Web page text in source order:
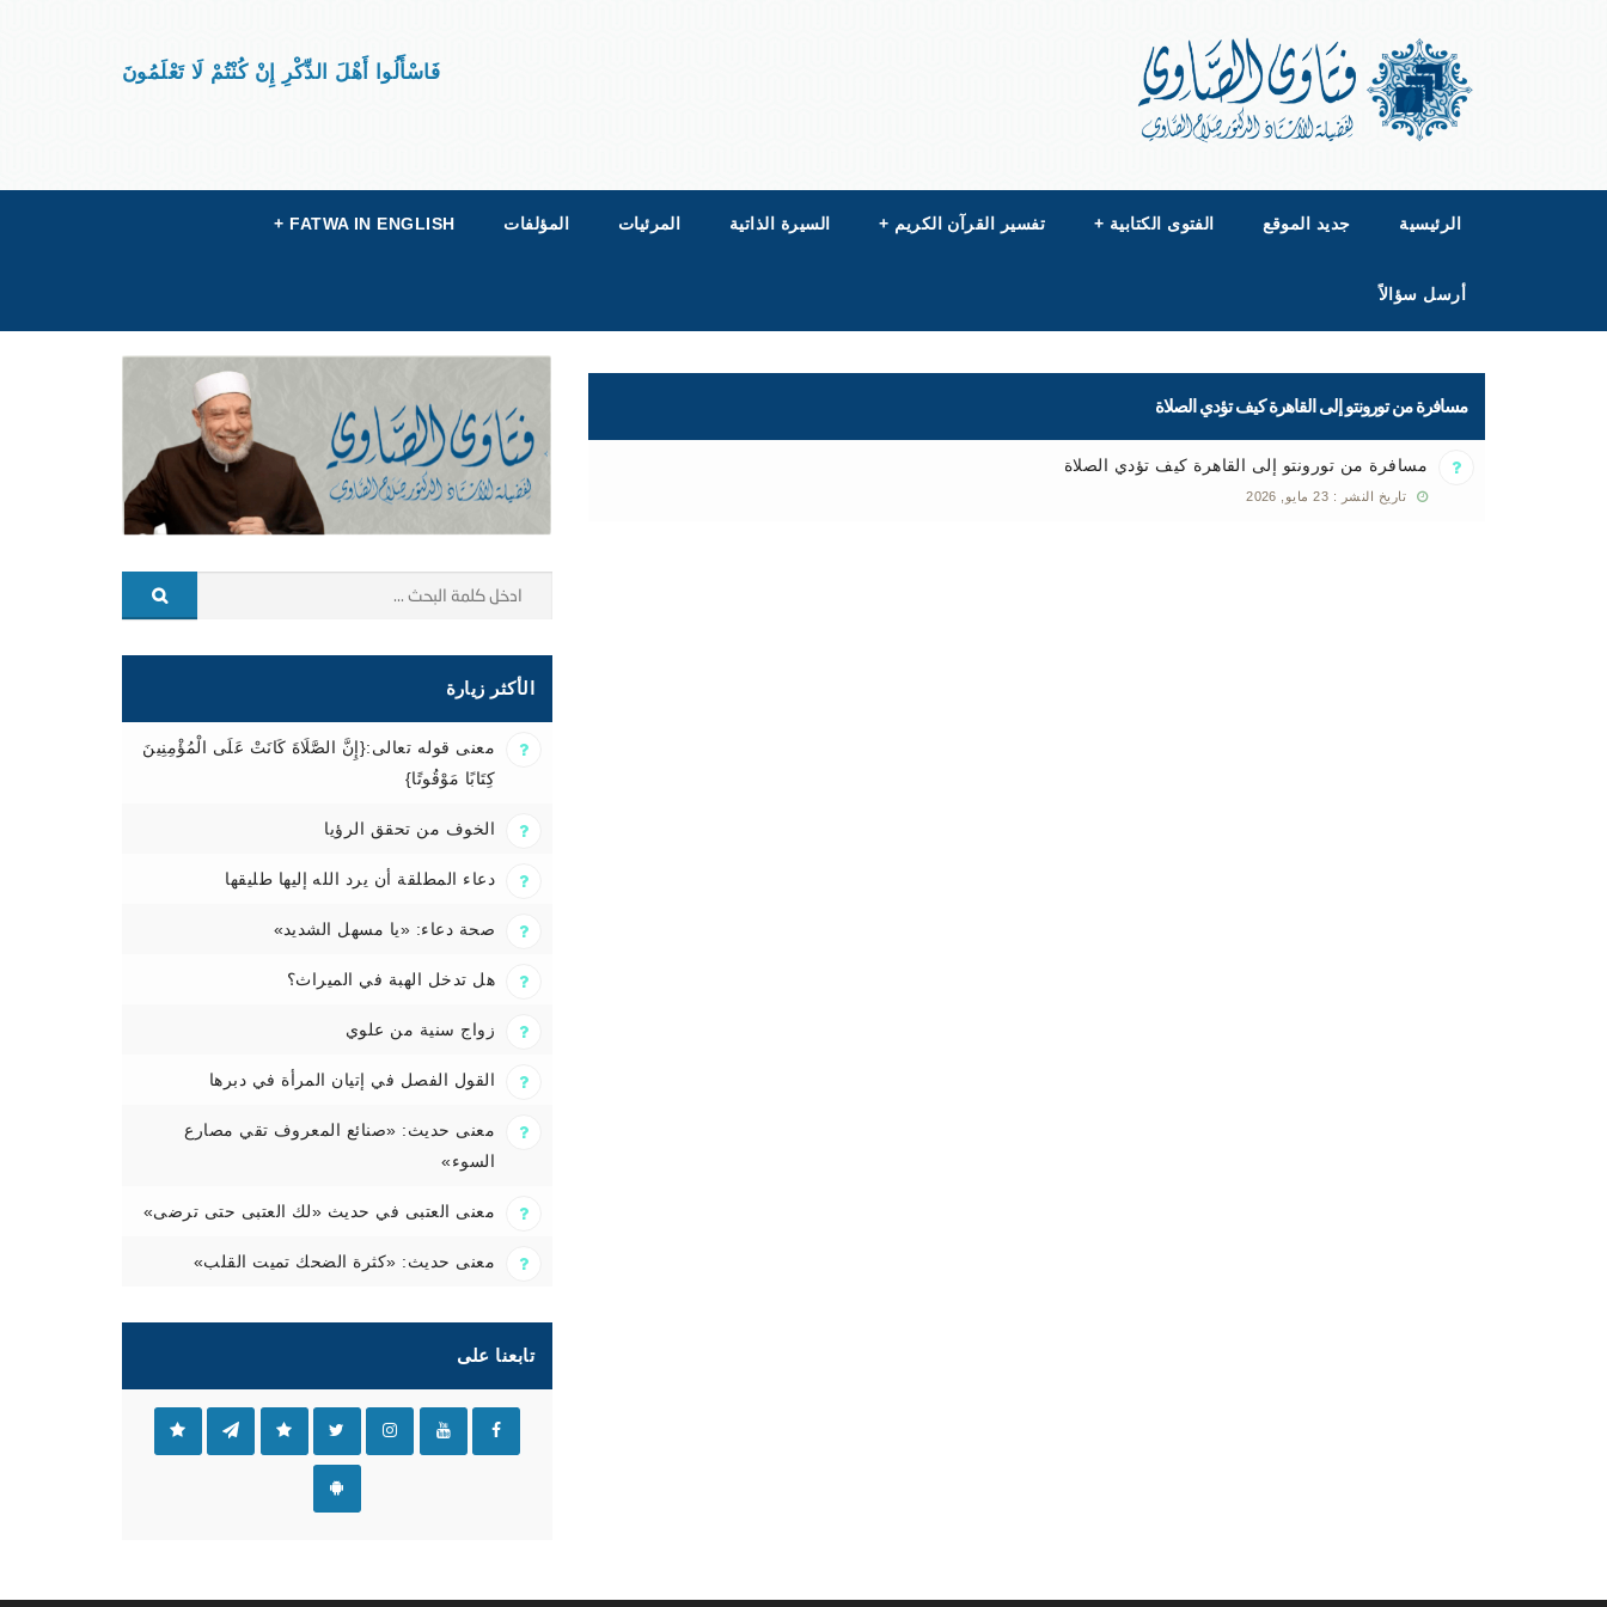
فَاسْأَلُوا أَهْلَ الذِّكْرِ إِنْ كُنْتُمْ لَا تَعْلَمُونَ
الرئيسية جديد الموقع الفتوى الكتابية + تفسير القرآن الكريم + السيرة الذاتية المرئيات المؤلفات FATWA IN ENGLISH
+
أرسل سؤالاً
مسافرة من تورونتو إلى القاهرة كيف تؤدي الصلاة
مسافرة من تورونتو إلى القاهرة كيف تؤدي الصلاة
تاريخ النشر : 23 مايو, 2026
الأكثر زيارة
معنى قوله تعالى:{إِنَّ الصَّلَاةَ كَانَتْ عَلَى الْمُؤْمِنِينَ
كِتَابًا مَوْقُوتًا}
الخوف من تحقق الرؤيا
دعاء المطلقة أن يرد الله إليها طليقها
صحة دعاء: «يا مسهل الشديد»
هل تدخل الهبة في الميراث؟
زواج سنية من علوي
القول الفصل في إتيان المرأة في دبرها
معنى حديث: «صنائع المعروف تقي مصارع
السوء»
معنى العتبى في حديث «لك العتبى حتى ترضى»
معنى حديث: «كثرة الضحك تميت القلب»
تابعنا على